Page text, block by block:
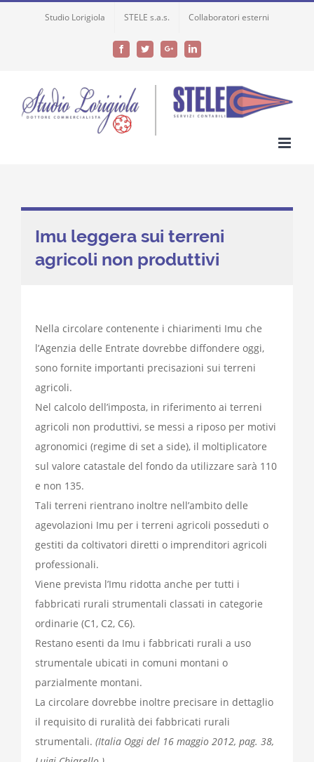
Studio Lorigiola STELE s.a.s. Collaboratori esterni
FacebookTwitterGoogle+LinkedIn
Imu leggera sui terreni
agricoli non produttivi
Nella circolare contenente i chiarimenti Imu che
l’Agenzia delle Entrate dovrebbe diffondere oggi,
sono fornite importanti precisazioni sui terreni
agricoli.
Nel calcolo dell’imposta, in riferimento ai terreni
agricoli non produttivi, se messi a riposo per motivi
agronomici (regime di set a side), il moltiplicatore
sul valore catastale del fondo da utilizzare sarà 110
e non 135.
Tali terreni rientrano inoltre nell’ambito delle
agevolazioni Imu per i terreni agricoli posseduti o
gestiti da coltivatori diretti o imprenditori agricoli
professionali.
Viene prevista l’Imu ridotta anche per tutti i
fabbricati rurali strumentali classati in categorie
ordinarie (C1, C2, C6).
Restano esenti da Imu i fabbricati rurali a uso
strumentale ubicati in comuni montani o
parzialmente montani.
La circolare dovrebbe inoltre precisare in dettaglio
il requisito di ruralità dei fabbricati rurali
strumentali. (Italia Oggi del 16 maggio 2012, pag. 38,